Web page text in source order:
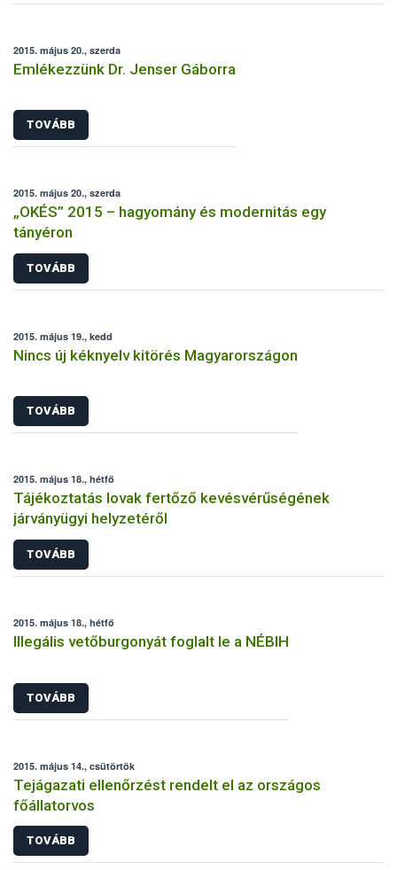
2015. május 20., szerda
Emlékezzünk Dr. Jenser Gáborra
TOVÁBB
2015. május 20., szerda
„OKÉS” 2015 – hagyomány és modernitás egy
tányéron
TOVÁBB
2015. május 19., kedd
Nincs új kéknyelv kitörés Magyarországon
TOVÁBB
2015. május 18., hétfő
Tájékoztatás lovak fertőző kevésvérűségének
járványügyi helyzetéről
TOVÁBB
2015. május 18., hétfő
Illegális vetőburgonyát foglalt le a NÉBIH
TOVÁBB
2015. május 14., csütörtök
Tejágazati ellenőrzést rendelt el az országos
főállatorvos
TOVÁBB